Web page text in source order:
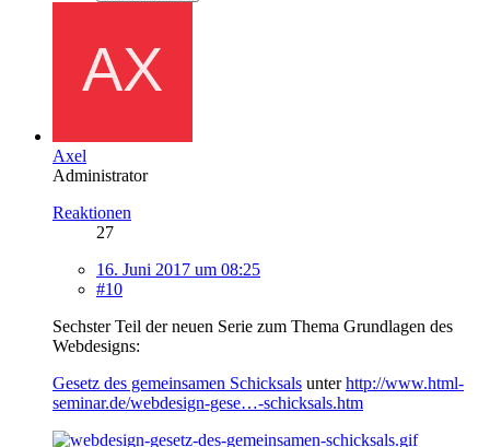
Axel
Administrator
Reaktionen
27
16. Juni 2017 um 08:25
#10
Sechster Teil der neuen Serie zum Thema Grundlagen des
Webdesigns:
Gesetz des gemeinsamen Schicksals unterhttp://www.html-
seminar.de/webdesign-gese…-schicksals.htm